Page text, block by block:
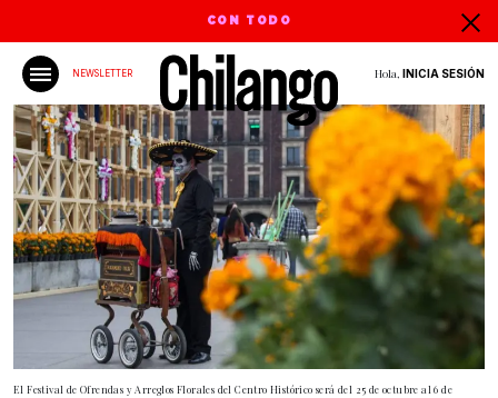
CON TODO
NEWSLETTER Hola, INICIA SESIÓN
El Festival de Ofrendas y Arreglos Florales del Centro Histórico será del 25 de octubre al 6 de